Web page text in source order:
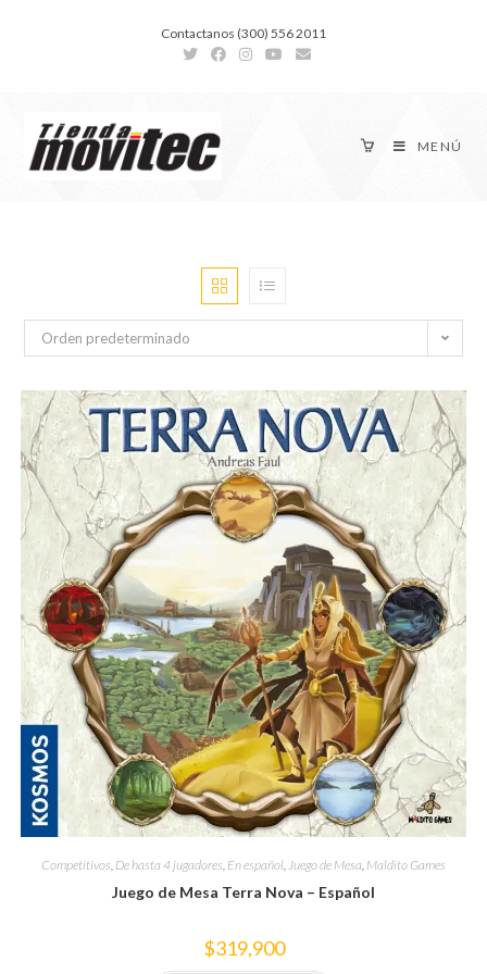
Contactanos (300) 556 2011
MENÚ
Orden predeterminado
Competitivos De hasta 4 jugadores En español Juego de Mesa Maldito Games
Juego de Mesa Terra Nova – Español
$319,900